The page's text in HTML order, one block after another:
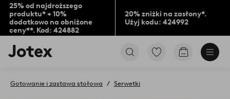
25% od najdroższego
produktu* + 10%
dodatkowo na obniżone
ceny**. Kod: 424882
20% zniżki na zasłony*.
Użyj kodu: 424992
Logo
Jotex
na
PrzejdźPrzejdź
Gotowanie i zastawa stołowa Serwetki